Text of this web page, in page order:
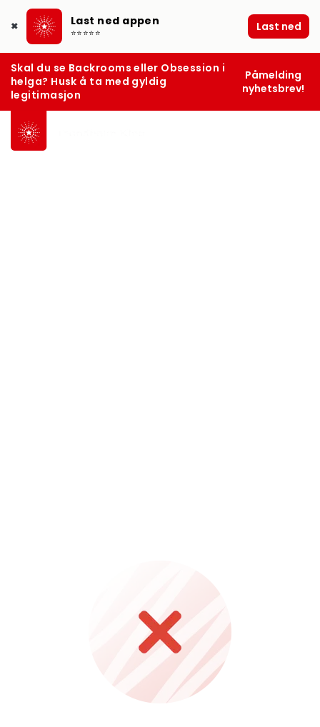
✖ Last ned appen
⭐⭐⭐⭐⭐ Last ned
Skal du se Backrooms eller Obsession i
helga? Husk å ta med gyldig
legitimasjon
Påmelding
nyhetsbrev!